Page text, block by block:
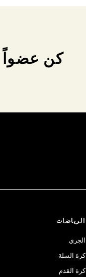
كن عضواً
الرياضات
الجري
كرة السلة
كرة القدم